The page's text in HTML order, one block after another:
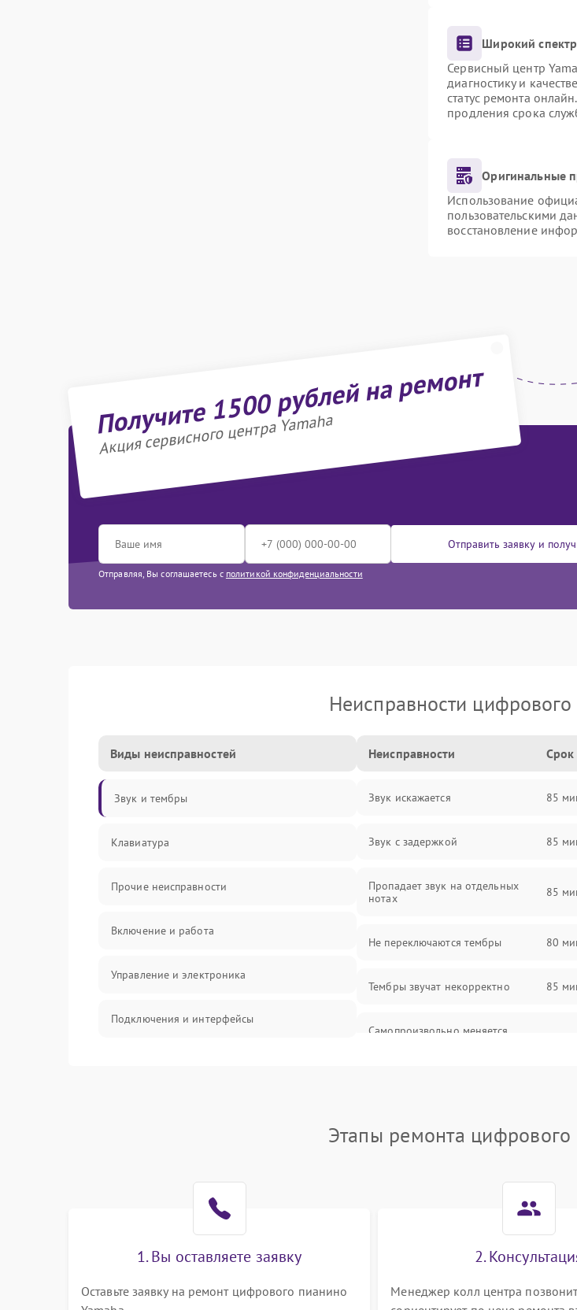
Широкий спектр
Сервисный центр
диагностику и
статус ремонта
продления срока
Оригинальные
Использование
пользовательскими
восстановление
Получите 1500 рублей на ремонт
Акция сервисного центра Yamaha
Отправить заявку и
Отправляя, Вы соглашаетесь с политикой конфиденциальности
Неисправности
Виды неисправностей
Звук и тембры
Клавиатура
Прочие неисправности
Включение и работа
Управление и электроника
Подключения и интерфейсы
Неисправности Срок
Звук искажается 85
Звук с задержкой 85
Пропадает звук на отдельных
нотах
85
Не переключаются тембры 80
Тембры звучат некорректно 85
Самопроизвольно меняется
Этапы ремонта цифрового
1. Вы оставляете заявку
Оставьте заявку на ремонт цифрового пианино
2.
Менеджер колл центра